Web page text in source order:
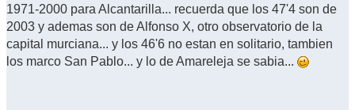
1971-2000 para Alcantarilla... recuerda que los 47'4 son de
2003 y ademas son de Alfonso X, otro observatorio de la
capital murciana... y los 46'6 no estan en solitario, tambien
los marco San Pablo... y lo de Amareleja se sabia...